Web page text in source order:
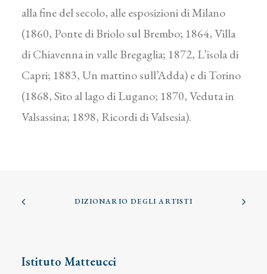
alla fine del secolo, alle esposizioni di Milano
(1860, Ponte di Briolo sul Brembo; 1864, Villa
di Chiavenna in valle Bregaglia; 1872, L’isola di
Capri; 1883, Un mattino sull’Adda) e di Torino
(1868, Sito al lago di Lugano; 1870, Veduta in
Valsassina; 1898, Ricordi di Valsesia).
DIZIONARIO DEGLI ARTISTI
Istituto Matteucci